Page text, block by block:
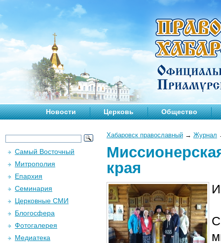
Новости Церковь Общество
Хабаровск православный → Журнал
края
Самый Восточный
Митрополия
Епархия
Семинария
Церковные СМИ
Блогосфера
Фотогалерея
Медиатека